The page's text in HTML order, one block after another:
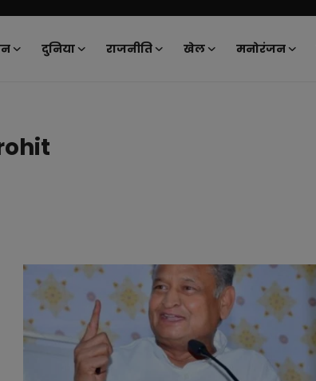
दुनिया राजनीति खेल मनोरंजन